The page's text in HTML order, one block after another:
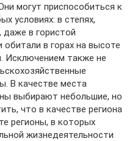
могут приспособиться к
условиях: в степях,
даже в гористой
в горах на высоте
Исключением также не
В качестве места
выбирают небольшие, но
что в качестве региона
регионы, в которых
жизнедеятельности